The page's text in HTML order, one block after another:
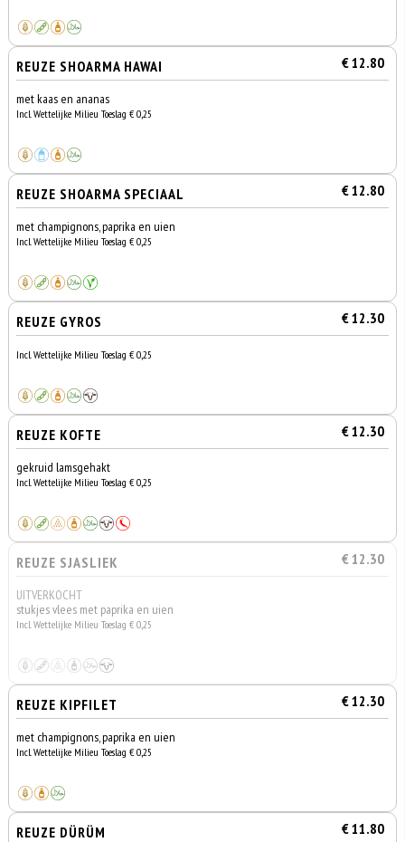
REUZE SHOARMA HAWAI € 12.80
met kaas en ananas
Incl. Wettelijke Milieu Toeslag € 0,25
REUZE SHOARMA SPECIAAL € 12.80
met champignons, paprika en uien
Incl. Wettelijke Milieu Toeslag € 0,25
REUZE GYROS € 12.30
Incl. Wettelijke Milieu Toeslag € 0,25
REUZE KOFTE € 12.30
gekruid lamsgehakt
Incl. Wettelijke Milieu Toeslag € 0,25
REUZE SJASLIEK € 12.30
UITVERKOCHT
stukjes vlees met paprika en uien
Incl. Wettelijke Milieu Toeslag € 0,25
REUZE KIPFILET € 12.30
met champignons, paprika en uien
Incl. Wettelijke Milieu Toeslag € 0,25
REUZE DÜRÜM € 11.80